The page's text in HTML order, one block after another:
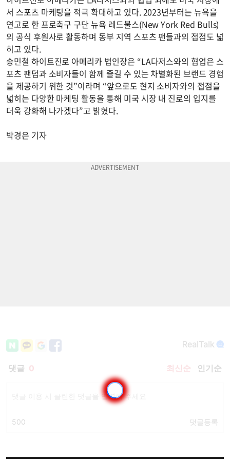
서 스포츠 마케팅을 적극 확대하고 있다. 2023년부터는 뉴욕을
연고로 한 프로축구 구단 뉴욕 레드불스(New York Red Bulls)
의 공식 후원사로 활동하며 동부 지역 스포츠 팬들과의 접점도 넓
히고 있다.
송민철 하이트진로 아메리카 법인장은 “LA다저스와의 협업은 스
포츠 팬덤과 소비자들이 함께 즐길 수 있는 차별화된 브랜드 경험
을 제공하기 위한 것”이라며 “앞으로도 현지 소비자와의 접점을
넓히는 다양한 마케팅 활동을 통해 미국 시장 내 진로의 입지를
더욱 강화해 나가겠다”고 밝혔다.
박경은 기자